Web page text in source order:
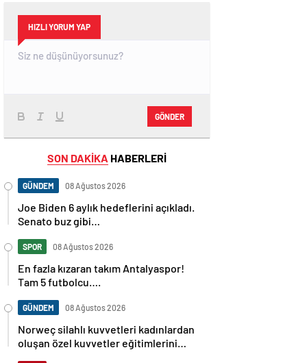
HIZLI YORUM YAP
GÖNDER
SON DAKİKA HABERLERİ
GÜNDEM 08 Ağustos 2026
Joe Biden 6 aylık hedeflerini açıkladı.
Senato buz gibi…
SPOR 08 Ağustos 2026
En fazla kızaran takım Antalyaspor!
Tam 5 futbolcu….
GÜNDEM 08 Ağustos 2026
Norweç silahlı kuvvetleri kadınlardan
oluşan özel kuvvetler eğitimlerini